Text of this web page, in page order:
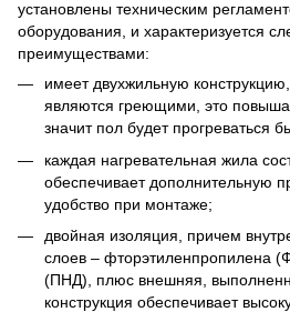
установлены техническим
оборудования, и характеризуется
преимуществами:
имеет двухжильную
являются греющими, это
значит пол будет прогреваться
каждая нагревательная жила
обеспечивает дополнительную
удобство при монтаже;
двойная изоляция, причем
слоев – фторэтиленпропилена
(ПНД), плюс внешняя,
конструкция обеспечивает